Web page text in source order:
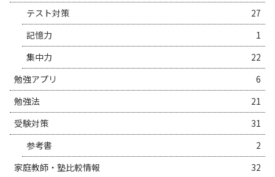
テスト対策
27
記憶力
1
集中力
22
勉強アプリ
6
勉強法
21
受験対策
31
参考書
2
家庭教師・塾比較情報
32